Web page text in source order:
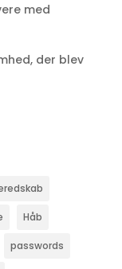
med
der blev
Håb
passwords